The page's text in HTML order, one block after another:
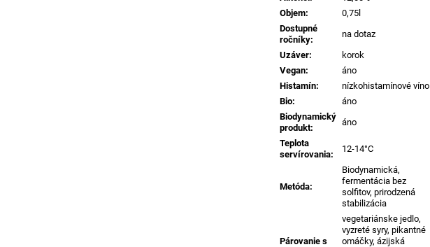
Objem:
0,75l
Dostupné
ročníky:
na dotaz
Uzáver:
korok
Vegan:
áno
Histamín:
nízkohistamínové víno
Bio:
áno
Biodynamický
produkt:
áno
Teplota
servírovania:
12-14°C
Metóda:
Biodynamická,
fermentácia bez
solfitov, prirodzená
stabilizácia
Párovanie s
vegetariánske jedlo,
vyzreté syry, pikantné
omáčky, ázijská